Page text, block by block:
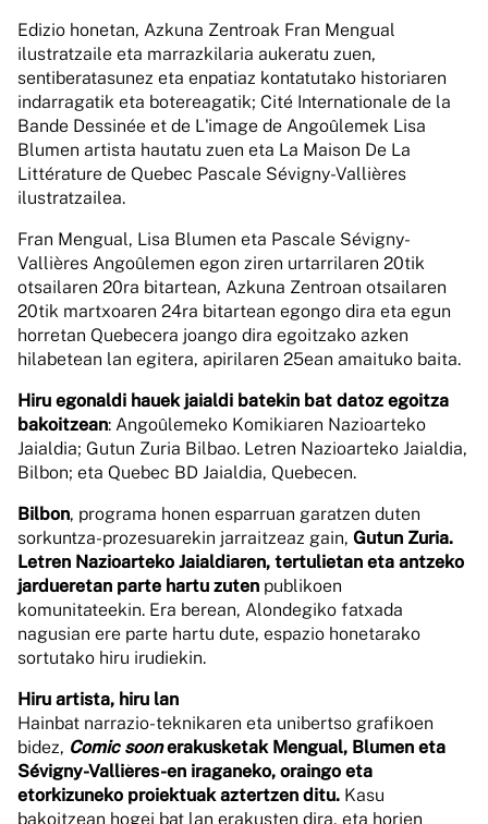
Edizio honetan, Azkuna Zentroak Fran Mengual
ilustratzaile eta marrazkilaria aukeratu zuen,
sentiberatasunez eta enpatiaz kontatutako historiaren
indarragatik eta botereagatik; Cité Internationale de la
Bande Dessinée et de L'image de Angoûlemek Lisa
Blumen artista hautatu zuen eta La Maison De La
Littérature de Quebec Pascale Sévigny-Vallières
ilustratzailea.
Fran Mengual, Lisa Blumen eta Pascale Sévigny-
Vallières Angoûlemen egon ziren urtarrilaren 20tik
otsailaren 20ra bitartean, Azkuna Zentroan otsailaren
20tik martxoaren 24ra bitartean egongo dira eta egun
horretan Quebecera joango dira egoitzako azken
hilabetean lan egitera, apirilaren 25ean amaituko baita.
Hiru egonaldi hauek jaialdi batekin bat datoz egoitza
bakoitzean: Angoûlemeko Komikiaren Nazioarteko
Jaialdia; Gutun Zuria Bilbao. Letren Nazioarteko Jaialdia,
Bilbon; eta Quebec BD Jaialdia, Quebecen.
Bilbon, programa honen esparruan garatzen duten
sorkuntza-prozesuarekin jarraitzeaz gain, Gutun Zuria.
Letren Nazioarteko Jaialdiaren, tertulietan eta antzeko
jardueretan parte hartu zuten publikoen
komunitateekin. Era berean, Alondegiko fatxada
nagusian ere parte hartu dute, espazio honetarako
sortutako hiru irudiekin.
Hiru artista, hiru lan
Hainbat narrazio-teknikaren eta unibertso grafikoen
bidez, Comic soonerakusketak Mengual, Blumen eta
Sévigny-Vallières-en iraganeko, oraingo eta
etorkizuneko proiektuak aztertzen ditu. Kasu
bakoitzean hogei bat lan erakusten dira, eta horien